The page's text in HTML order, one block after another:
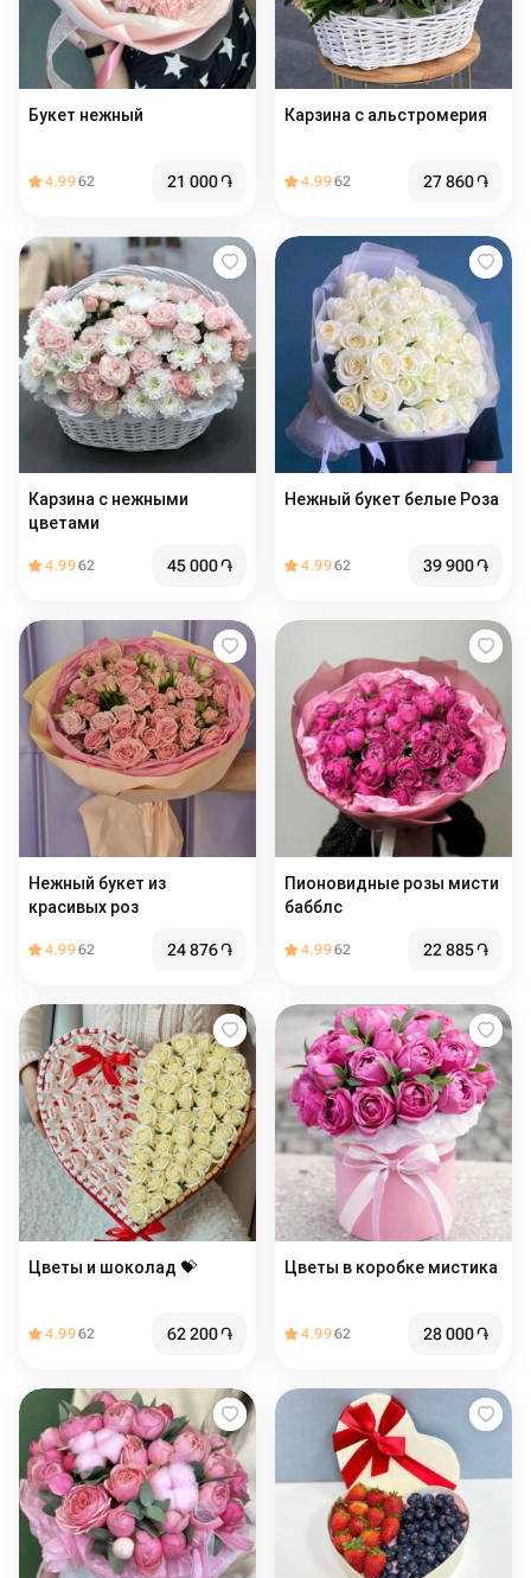
Букет нежный
4.9962 21 000֏
Карзина с альстромерия
4.9962 27 860֏
Карзина с нежными
цветами
4.9962 45 000֏
Нежный букет белые Роза
4.9962 39 900֏
Нежный букет из
красивых роз
4.9962 24 876֏
Пионовидные розы мисти
бабблс
4.9962 22 885֏
Цветы и шоколад 💝
4.9962 62 200֏
Цветы в коробке мистика
4.9962 28 000֏